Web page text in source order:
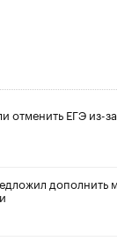
отменить ЕГЭ из-
дополнить